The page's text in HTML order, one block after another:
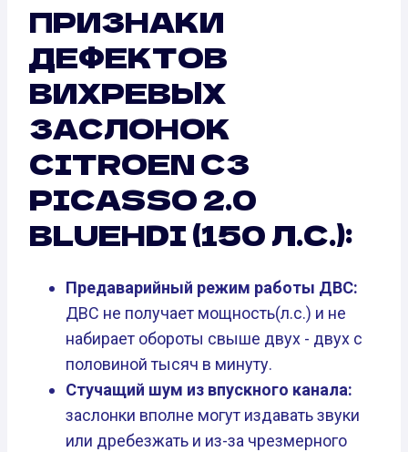
ПРИЗНАКИ
ДЕФЕКТОВ
ВИХРЕВЫХ
ЗАСЛОНОК
CITROEN C3
PICASSO 2.0
BLUEHDI (150 Л.С.):
Предаварийный режим работы ДВС:
ДВС не получает мощность(л.с.) и не
набирает обороты свыше двух - двух с
половиной тысяч в минуту.
Стучащий шум из впускного канала:
заслонки вполне могут издавать звуки
или дребезжать и из-за чрезмерного